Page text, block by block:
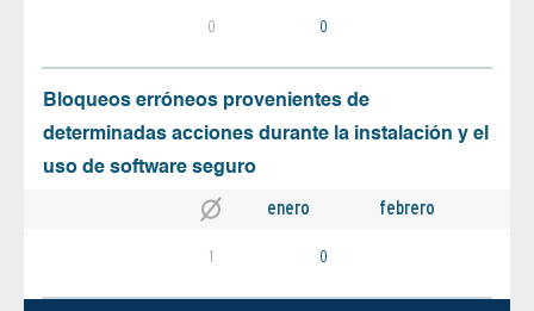
0 0
Bloqueos erróneos provenientes de
determinadas acciones durante la instalación y el
uso de software seguro
enero febrero
1 0